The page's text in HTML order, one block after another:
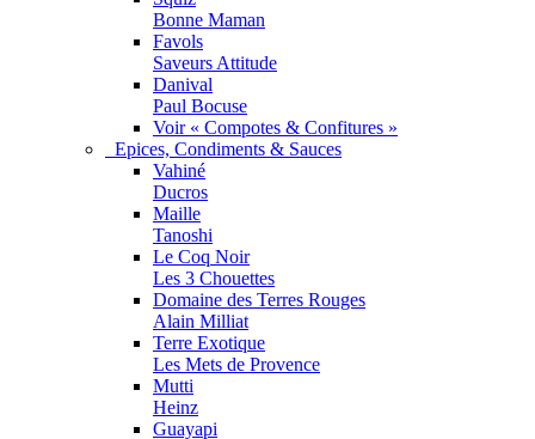
Bonne Maman
Favols
Saveurs Attitude
Danival
Paul Bocuse
Voir « Compotes & Confitures »
Epices, Condiments & Sauces
Vahiné
Ducros
Maille
Tanoshi
Le Coq Noir
Les 3 Chouettes
Domaine des Terres Rouges
Alain Milliat
Terre Exotique
Les Mets de Provence
Mutti
Heinz
Guayapi